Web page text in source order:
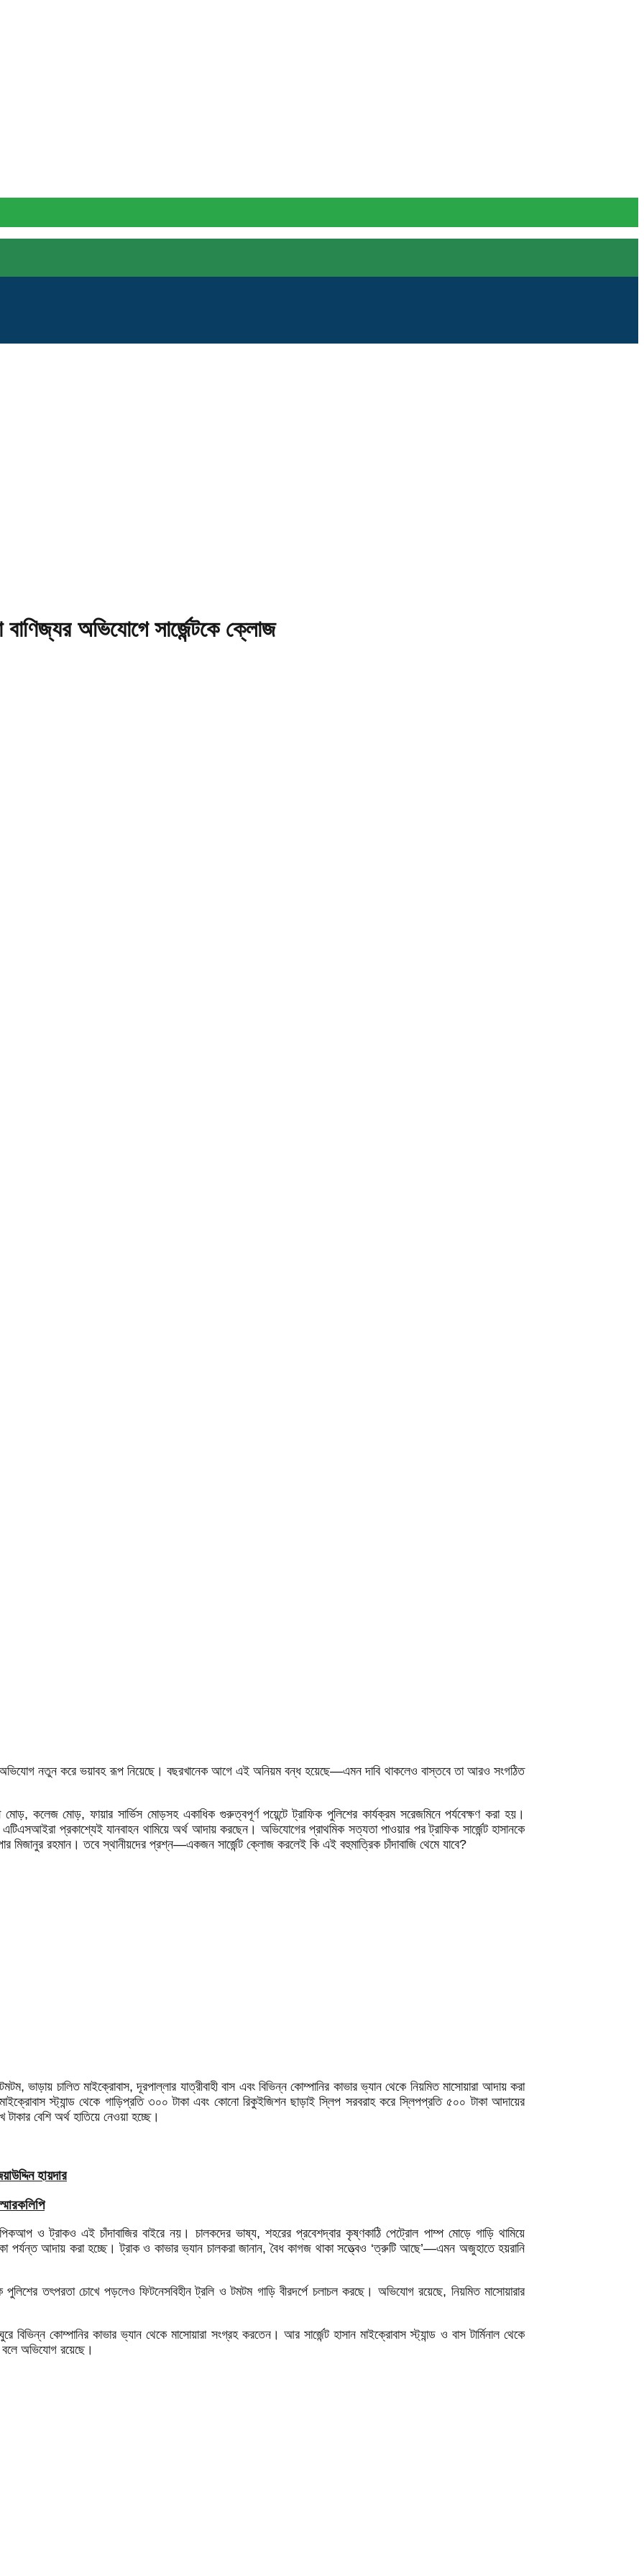
বাণিজ্যর অভিযোগে সার্জেন্টকে ক্লোজ
অভিযোগ নতুন করে ভয়াবহ রূপ নিয়েছে। বছরখানেক আগে এই অনিয়ম বন্ধ হয়েছে—এমন দাবি থাকলেও বাস্তবে তা আরও সংগঠিত
কলেজ মোড়, ফায়ার সার্ভিস মোড়সহ একাধিক গুরুত্বপূর্ণ পয়েন্টে ট্রাফিক পুলিশের কার্যক্রম সরেজমিনে পর্যবেক্ষণ করা হয়।
প্রকাশ্যেই যানবাহন থামিয়ে অর্থ আদায় করছেন। অভিযোগের প্রাথমিক সত্যতা পাওয়ার পর ট্রাফিক সার্জেন্ট হাসানকে
মিজানুর রহমান। তবে স্থানীয়দের প্রশ্ন—একজন সার্জেন্ট ক্লোজ করলেই কি এই বহুমাত্রিক চাঁদাবাজি থেমে যাবে?
ভাড়ায় চালিত মাইক্রোবাস, দূরপাল্লার যাত্রীবাহী বাস এবং বিভিন্ন কোম্পানির কাভার ভ্যান থেকে নিয়মিত মাসোয়ারা আদায় করা
স্ট্যান্ড থেকে গাড়িপ্রতি ৩০০ টাকা এবং কোনো রিকুইজিশন ছাড়াই স্লিপ সরবরাহ করে স্লিপপ্রতি ৫০০ টাকা আদায়ের
বেশি অর্থ হাতিয়ে নেওয়া হচ্ছে।
হায়দার
ও ট্রাকও এই চাঁদাবাজির বাইরে নয়। চালকদের ভাষ্য, শহরের প্রবেশদ্বার কৃষ্ণকাঠি পেট্রোল পাম্প মোড়ে গাড়ি থামিয়ে
পর্যন্ত আদায় করা হচ্ছে। ট্রাক ও কাভার ভ্যান চালকরা জানান, বৈধ কাগজ থাকা সত্ত্বেও ‘ত্রুটি আছে’—এমন অজুহাতে হয়রানি
তৎপরতা চোখে পড়লেও ফিটনেসবিহীন ট্রলি ও টমটম গাড়ি বীরদর্পে চলাচল করছে। অভিযোগ রয়েছে, নিয়মিত মাসোয়ারার
কোম্পানির কাভার ভ্যান থেকে মাসোয়ারা সংগ্রহ করতেন। আর সার্জেন্ট হাসান মাইক্রোবাস স্ট্যান্ড ও বাস টার্মিনাল থেকে
বলে অভিযোগ রয়েছে।